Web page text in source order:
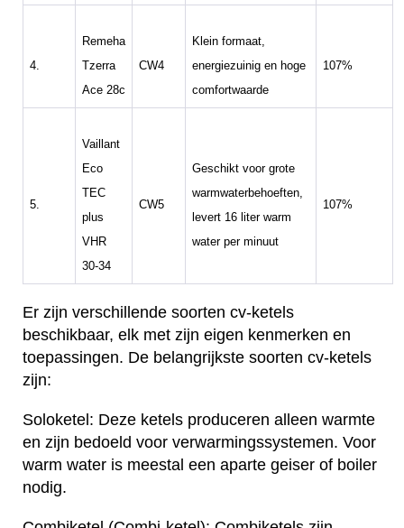
4.
Remeha
Tzerra
Ace 28c
CW4
Klein formaat,
energiezuinig en hoge
comfortwaarde
107%
5.
Vaillant
Eco
TEC
plus
VHR
30-34
CW5
Geschikt voor grote
warmwaterbehoeften,
levert 16 liter warm
water per minuut
107%
Er zijn verschillende soorten cv-ketels
beschikbaar, elk met zijn eigen kenmerken en
toepassingen. De belangrijkste soorten cv-ketels
zijn:
Soloketel: Deze ketels produceren alleen warmte
en zijn bedoeld voor verwarmingssystemen. Voor
warm water is meestal een aparte geiser of boiler
nodig.